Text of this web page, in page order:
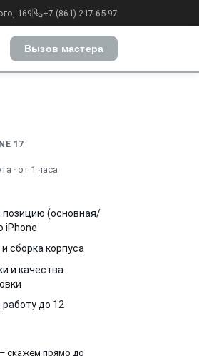
169 +7 (861) 217-65-97
Вызов мастера
17
· от 1 часа
(основная/
iPhone
сборка корпуса
и качества
до 12
скажем прямо до